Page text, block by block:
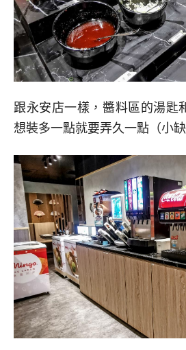
跟永安店一樣，醬料區的湯匙
想裝多一點就要弄久一點（小缺